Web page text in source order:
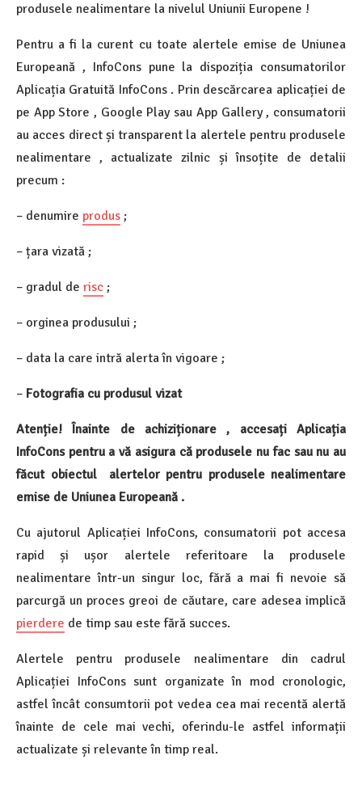
produsele nealimentare la nivelul Uniunii Europene !
Pentru a fi la curent cu toate alertele emise de Uniunea
Europeană , InfoCons pune la dispoziția consumatorilor
Aplicația Gratuită InfoCons . Prin descărcarea aplicației de
pe App Store , Google Play sau App Gallery , consumatorii
au acces direct și transparent la alertele pentru produsele
nealimentare , actualizate zilnic și însoțite de detalii
precum :
– denumire produs ;
– țara vizată ;
– gradul de risc ;
– orginea produsului ;
– data la care intră alerta în vigoare ;
– Fotografia cu produsul vizat
Atenție! Înainte de achiziționare , accesați Aplicația
InfoCons pentru a vă asigura că produsele nu fac sau nu au
făcut obiectul alertelor pentru produsele nealimentare
emise de Uniunea Europeană .
Cu ajutorul Aplicației InfoCons, consumatorii pot accesa
rapid și ușor alertele referitoare la produsele
nealimentare într-un singur loc, fără a mai fi nevoie să
parcurgă un proces greoi de căutare, care adesea implică
pierdere de timp sau este fără succes.
Alertele pentru produsele nealimentare din cadrul
Aplicației InfoCons sunt organizate în mod cronologic,
astfel încât consumtorii pot vedea cea mai recentă alertă
înainte de cele mai vechi, oferindu-le astfel informații
actualizate și relevante în timp real.